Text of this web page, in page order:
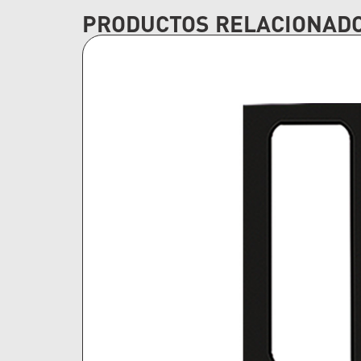
PRODUCTOS